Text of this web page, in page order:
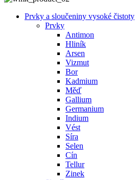
Prvky a sloučeniny vysoké čistoty
Prvky
Antimon
Hliník
Arsen
Vizmut
Bor
Kadmium
Měď
Gallium
Germanium
Indium
Vést
Síra
Selen
Cín
Tellur
Zinek